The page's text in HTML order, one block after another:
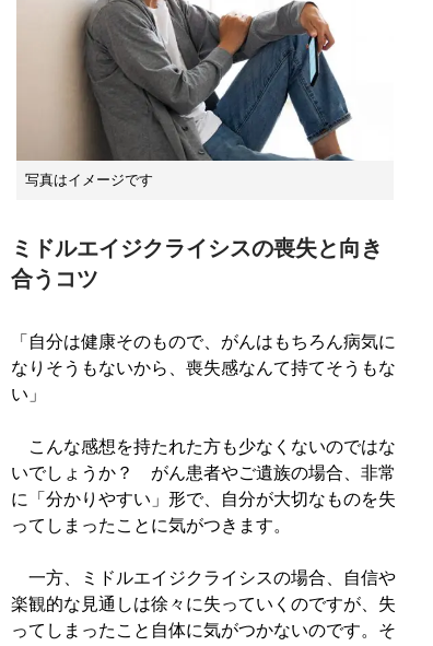
写真はイメージです
ミドルエイジクライシスの喪失と向き
合うコツ
「自分は健康そのもので、がんはもちろん病気に
なりそうもないから、喪失感なんて持てそうもな
い」
こんな感想を持たれた方も少なくないのではな
いでしょうか？ がん患者やご遺族の場合、非常
に「分かりやすい」形で、自分が大切なものを失
ってしまったことに気がつきます。
一方、ミドルエイジクライシスの場合、自信や
楽観的な見通しは徐々に失っていくのですが、失
ってしまったこと自体に気がつかないのです。そ